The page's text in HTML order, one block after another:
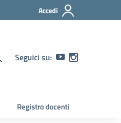
Accedi
Seguici su:
Registro docenti